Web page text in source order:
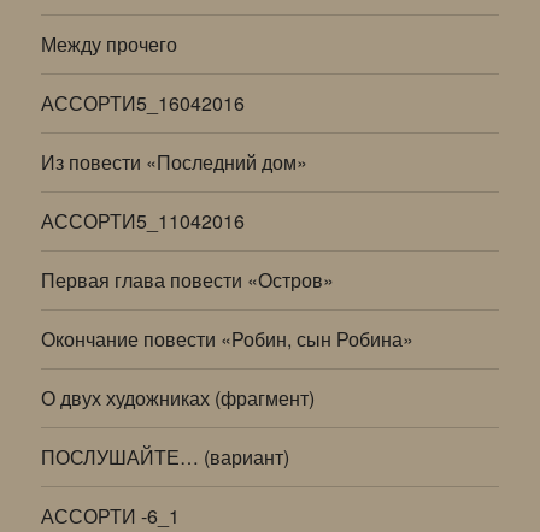
Между прочего
АССОРТИ5_16042016
Из повести «Последний дом»
АССОРТИ5_11042016
Первая глава повести «Остров»
Окончание повести «Робин, сын Робина»
О двух художниках (фрагмент)
ПОСЛУШАЙТЕ… (вариант)
АССОРТИ -6_1